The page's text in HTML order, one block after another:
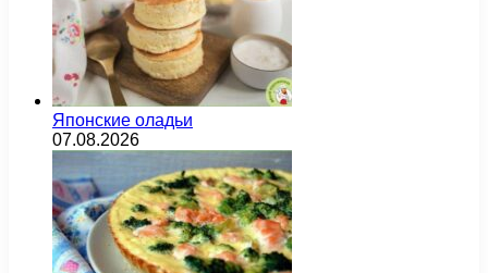
Японские оладьи
07.08.2026